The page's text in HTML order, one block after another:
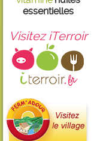
essentielles
Visitez iTerroir